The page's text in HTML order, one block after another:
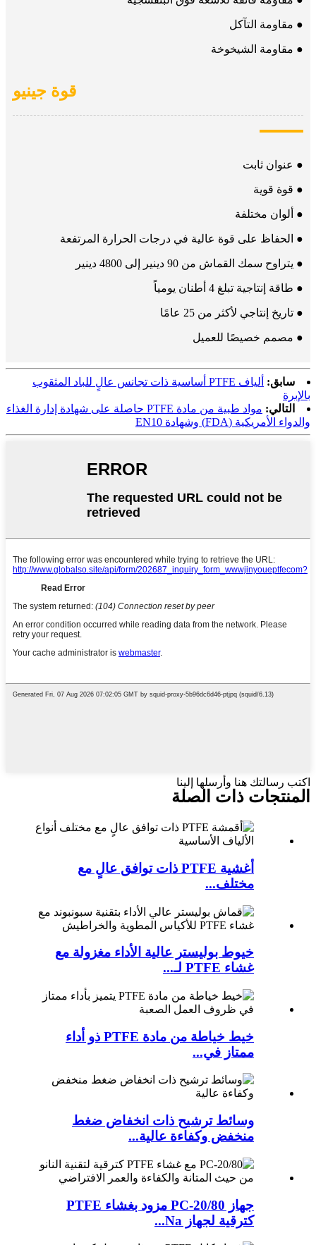
● مقاومة التآكل
● مقاومة الشيخوخة
قوة جينيو
● عنوان ثابت
● قوة قوية
● ألوان مختلفة
● الحفاظ على قوة عالية في درجات الحرارة المرتفعة
● يتراوح سمك القماش من 90 دينير إلى 4800 دينير
● طاقة إنتاجية تبلغ 4 أطنان يومياً
● تاريخ إنتاجي لأكثر من 25 عامًا
● مصمم خصيصًا للعميل
سابق:
ألياف PTFE أساسية ذات تجانس عالٍ للباد المثقوب
بالإبرة
التالي:
مواد طبية من مادة PTFE حاصلة على شهادة إدارة الغذاء
والدواء الأمريكية (FDA) وشهادة EN10
اكتب رسالتك هنا وأرسلها إلينا
المنتجات ذات الصلة
أغشية PTFE ذات توافق عالٍ مع
مختلف...
خيوط بوليستر عالية الأداء مغزولة مع
غشاء PTFE لـ...
خيط خياطة من مادة PTFE ذو أداء
ممتاز في...
وسائط ترشيح ذات انخفاض ضغط
منخفض وكفاءة عالية...
جهاز PC-20/80 مزود بغشاء PTFE
كترقية لجهاز Na...